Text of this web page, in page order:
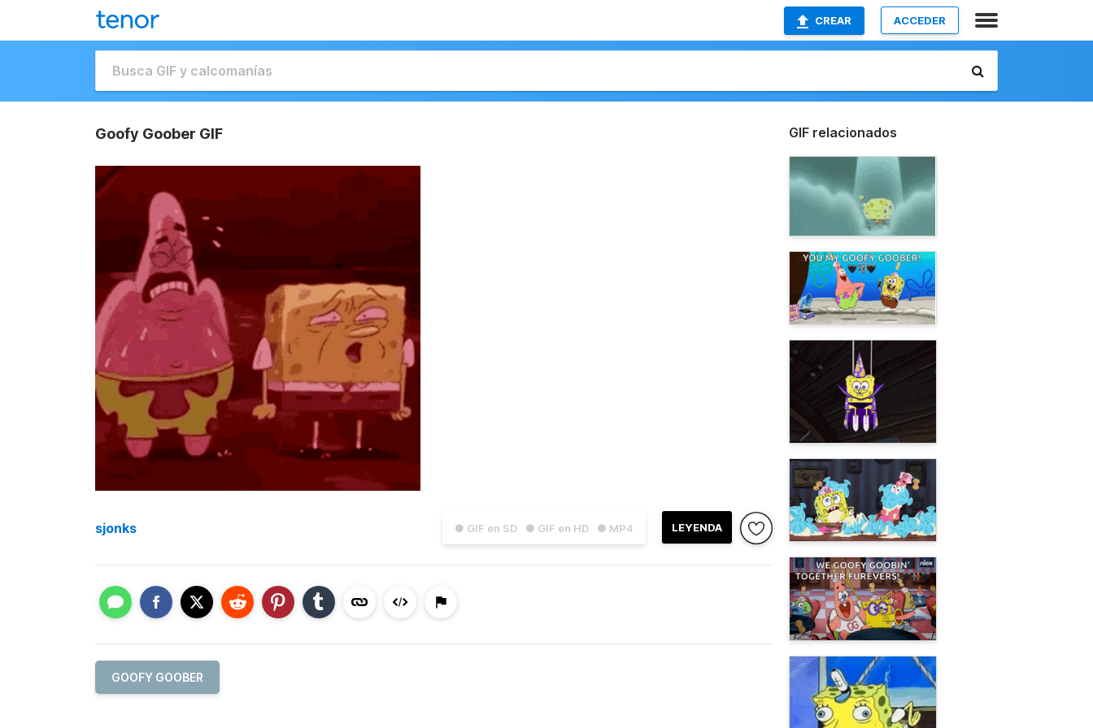
CREAR ACCEDER
Goofy Goober GIF
● GIF en SD ● GIF en HD ● MP4 LEYENDA
sjonks
GOOFY GOOBER
GIF relacionados